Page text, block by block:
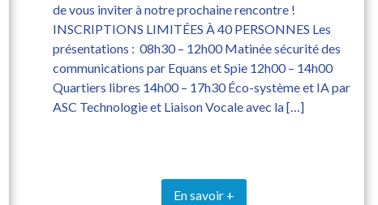
de vous inviter à notre prochaine rencontre !
INSCRIPTIONS LIMITÉES À 40 PERSONNES Les
présentations : 08h30 – 12h00 Matinée sécurité des
communications par Equans et Spie 12h00 – 14h00
Quartiers libres 14h00 – 17h30 Éco-système et IA par
ASC Technologie et Liaison Vocale avec la […]
En savoir +